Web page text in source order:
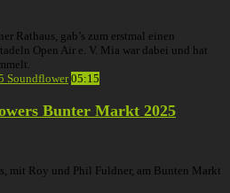
Rathaus, gab’s zum erstmal einen
Open Air e. V. Mia war dabei und hat
05:15
Bunter Markt 2025
mit Roy und Phil Fuldner, am Bunten Markt